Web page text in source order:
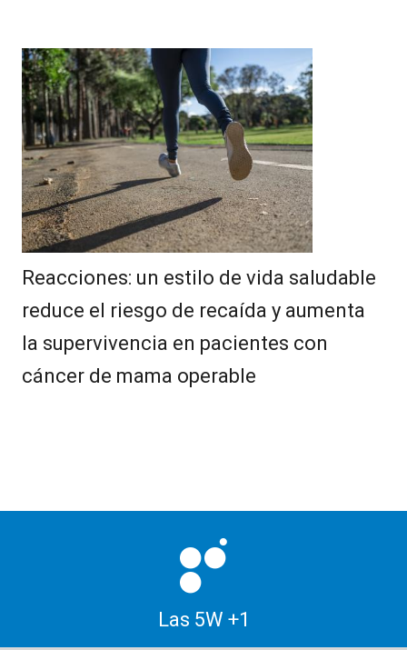
Reacciones: un estilo de vida saludable
reduce el riesgo de recaída y aumenta
la supervivencia en pacientes con
cáncer de mama operable
Las 5W +1